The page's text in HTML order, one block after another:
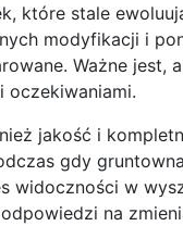
które stale
modyfikacji i
Ważne jest,
oczekiwaniami.
jakość i
gdy
widoczności w
na